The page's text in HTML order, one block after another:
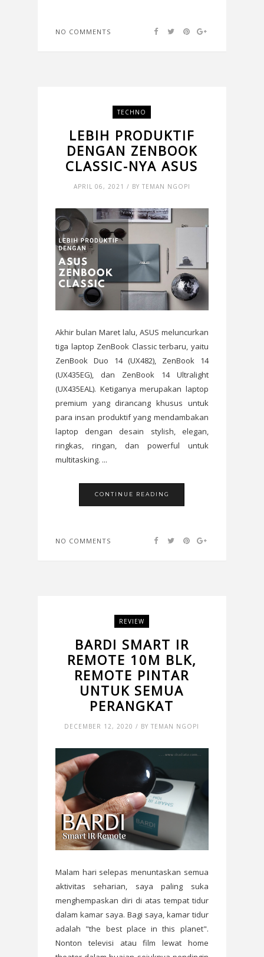
NO COMMENTS
TECHNO
LEBIH PRODUKTIF
DENGAN ZENBOOK
CLASSIC-NYA ASUS
APRIL 06, 2021 / BY TEMAN NGOPI
Akhir bulan Maret lalu, ASUS meluncurkan
tiga laptop ZenBook Classic terbaru, yaitu
ZenBook Duo 14 (UX482), ZenBook 14
(UX435EG), dan ZenBook 14 Ultralight
(UX435EAL). Ketiganya merupakan laptop
premium yang dirancang khusus untuk
para insan produktif yang mendambakan
laptop dengan desain stylish, elegan,
ringkas, ringan, dan powerful untuk
multitasking. ...
CONTINUE READING
NO COMMENTS
REVIEW
BARDI SMART IR
REMOTE 10M BLK,
REMOTE PINTAR
UNTUK SEMUA
PERANGKAT
DECEMBER 12, 2020 / BY TEMAN NGOPI
Malam hari selepas menuntaskan semua
aktivitas seharian, saya paling suka
menghempaskan diri di atas tempat tidur
dalam kamar saya. Bagi saya, kamar tidur
adalah "the best place in this planet".
Nonton televisi atau film lewat home